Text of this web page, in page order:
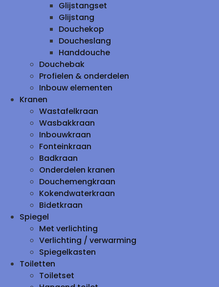
Glijstangset
Glijstang
Douchekop
Doucheslang
Handdouche
Douchebak
Profielen & onderdelen
Inbouw elementen
Kranen
Wastafelkraan
Wasbakkraan
Inbouwkraan
Fonteinkraan
Badkraan
Onderdelen kranen
Douchemengkraan
Kokendwaterkraan
Bidetkraan
Spiegel
Met verlichting
Verlichting / verwarming
Spiegelkasten
Toiletten
Toiletset